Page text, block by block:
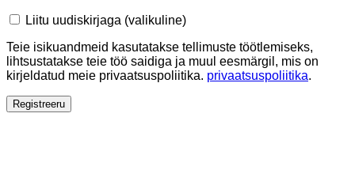
Liitu uudiskirjaga (valikuline)
Teie isikuandmeid kasutatakse tellimuste töötlemiseks,
lihtsustatakse teie töö saidiga ja muul eesmärgil, mis on
kirjeldatud meie privaatsuspoliitika. privaatsuspoliitika.
Registreeru